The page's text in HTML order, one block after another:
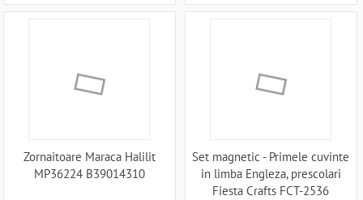
Zornaitoare Maraca Halilit
MP36224 B39014310
Set magnetic - Primele cuvinte
in limba Engleza, prescolari
Fiesta Crafts FCT-2536